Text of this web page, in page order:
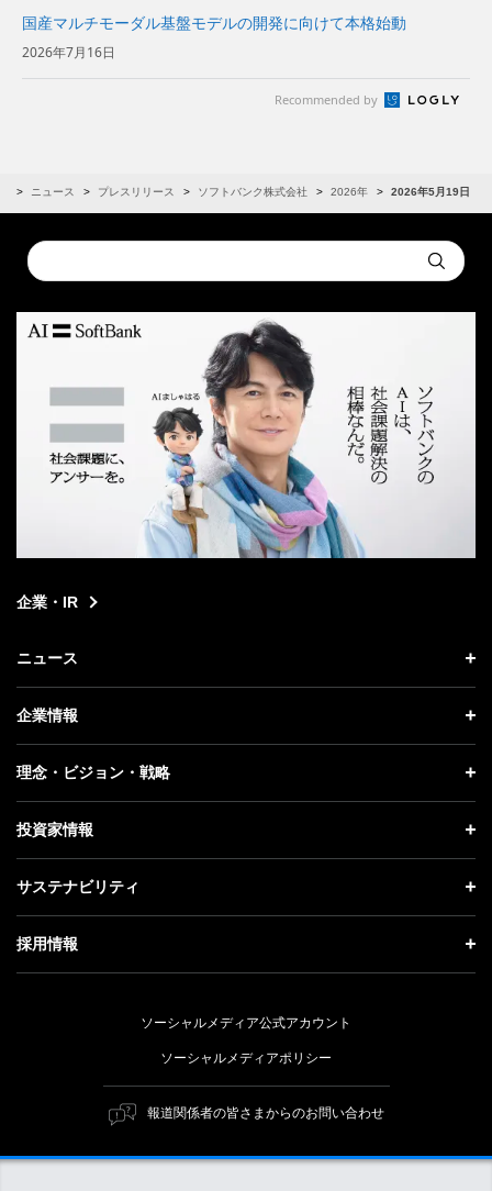
国産マルチモーダル基盤モデルの開発に向けて本格始動
2026年7月16日
Recommended by
ニュース プレスリリース ソフトバンク株式会社 2026年 2026年5月19日
Conduct
a
Submit
企業・IR
ニュース
ニュース トップ
プレスリリース
更新情報
記者説明会
企業情報
企業情報 トップ
社長メッセージ
事業紹介
ガバナンス
理念・ビジョン・戦略
理念・ビジョン・戦略 トップ
成長戦略「Activate AI for Society」
人材戦略
投資家情報
投資家情報 トップ
経営方針
個人投資家の皆さまへ
株式と社債について
サステナビリティ
サステナビリティ トップ
トップメッセージ
ESG方針・体制
マテリアリティ（重要課題）
ESGの主な取り組み
採用情報
障がい者採用
ソーシャルメディア公式アカウント
ソーシャルメディアポリシー
報道関係者の皆さまからのお問い合わせ